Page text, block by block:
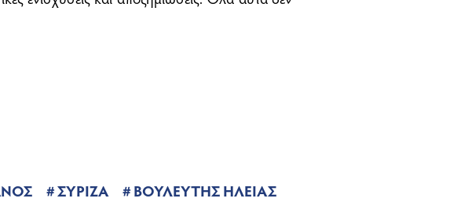
ΣΥΡΙΖΑ
ΒΟΥΛΕΥΤΗΣ ΗΛΕΙΑΣ